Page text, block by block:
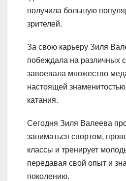
получила большую
зрителей.
За свою карьеру Зиля
побеждала на различных
завоевала множество
настоящей
катания.
Сегодня Зиля Валеева
заниматься спортом,
классы и тренирует
передавая свой опыт и
поколению.